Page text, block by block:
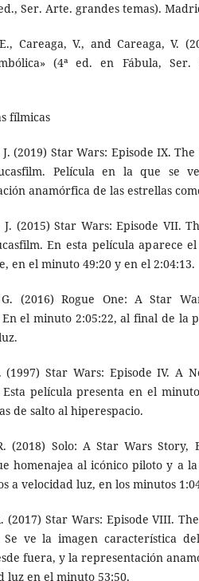
Ser. Arte. grandes temas).
Careaga, V., and Careaga, V.
(4ª ed. en Fábula, Ser.
fílmicas
(2019) Star Wars: Episode IX.
Película en la que se
anamórfica de las estrellas
J. (2015) Star Wars: Episode VII.
En esta película aparece
en el minuto 49:20 y en el 2:04:13.
(2016) Rogue One: A Star
el minuto 2:05:22, al final de la
(1997) Star Wars: Episode IV. A
película presenta en el
de salto al hiperespacio.
(2018) Solo: A Star Wars Story,
homenajea al icónico piloto y a
a velocidad luz, en los minutos
(2017) Star Wars: Episode VIII.
Se ve la imagen característica
fuera, y la representación
luz en el minuto 53:50.